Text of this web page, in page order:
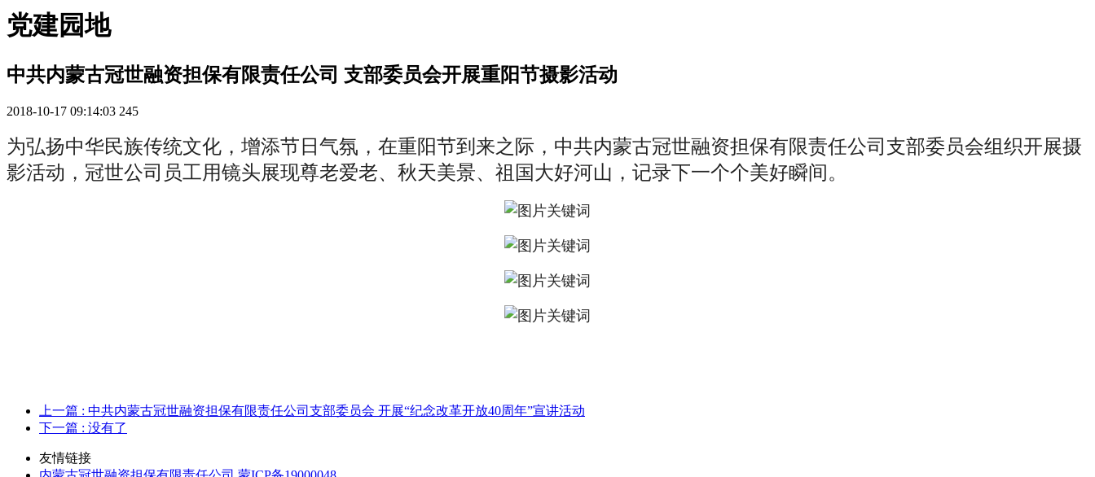
党建园地
中共内蒙古冠世融资担保有限责任公司 支部委员会开展重阳节摄影活动
2018-10-17 09:14:03 245
为弘扬中华民族传统文化，增添节日气氛，在重阳节到来之际，中共内蒙古冠世融资担保有限责任公司支部委员会组织开展摄
影活动，冠世公司员工用镜头展现尊老爱老、秋天美景、祖国大好河山，记录下一个个美好瞬间。
上一篇 : 中共内蒙古冠世融资担保有限责任公司支部委员会 开展“纪念改革开放40周年”宣讲活动
下一篇 : 没有了
友情链接